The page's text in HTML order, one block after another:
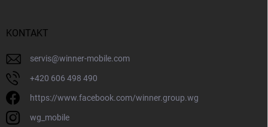
KONTAKT
servis@winner-mobile.com
+420 606 498 490
https://www.facebook.com/winner.group.wg
wg_mobile